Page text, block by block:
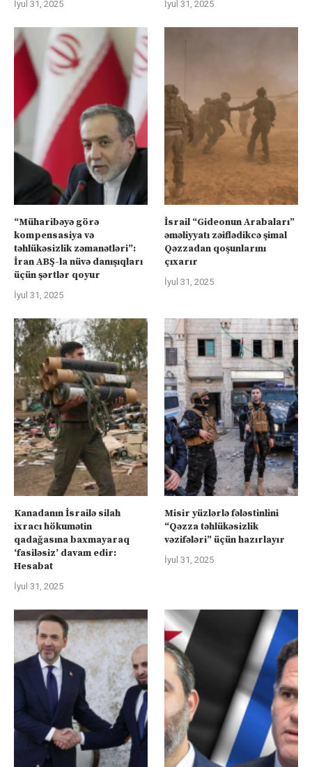
İyul 31, 2025 İyul 31, 2025
“Müharibəyə görə
kompensasiya və
təhlükəsizlik zəmanətləri”:
İran ABŞ-la nüvə danışıqları
üçün şərtlər qoyur
İyul 31, 2025
İsrail “Gideonun Arabaları”
əməliyyatı zəiflədikcə şimal
Qəzzadan qoşunlarını
çıxarır
İyul 31, 2025
Kanadanın İsrailə silah
ixracı hökumətin
qadağasına baxmayaraq
‘fasiləsiz’ davam edir:
Hesabat
İyul 31, 2025
Misir yüzlərlə fələstinlini
“Qəzza təhlükəsizlik
vəzifələri” üçün hazırlayır
İyul 31, 2025